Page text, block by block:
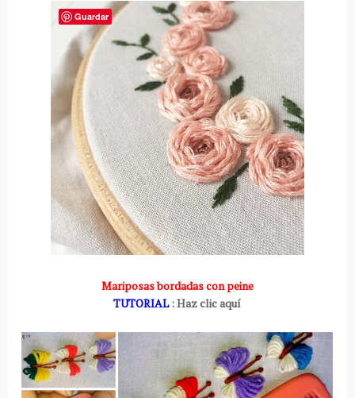
Mariposas bordadas con peine
TUTORIAL: Haz clic aquí
Guardar